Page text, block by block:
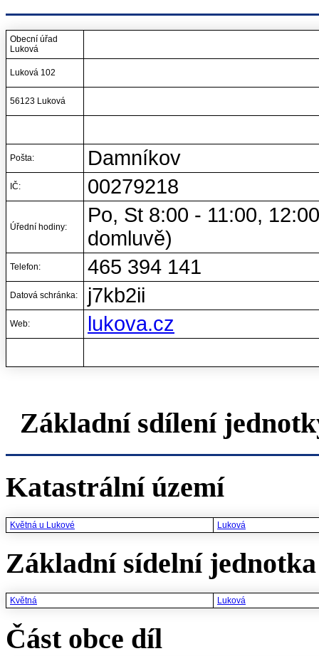
Obecní úřad
Luková
Luková 102
56123 Luková
Pošta: Damníkov
IČ: 00279218
Úřední hodiny:
Po, St 8:00 - 11:00,
domluvě)
Telefon: 465 394 141
Datová schránka: j7kb2ii
Web: lukova.cz
Základní sdílení
Katastrální území
Květná u Lukové Luková
Základní sídelní
Květná Luková
Část obce díl